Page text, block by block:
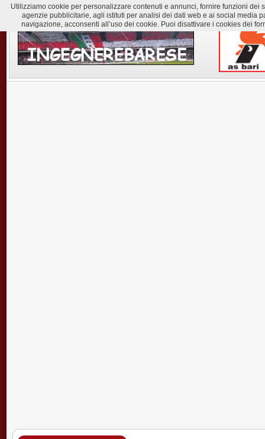
Utilizziamo cookie per personalizzare contenuti e annunci, fornire funzioni
agenzie pubblicitarie, agli istituti per analisi dei dati web e ai social media
navigazione, acconsenti all’uso dei cookie. Puoi disattivare i cookies dei